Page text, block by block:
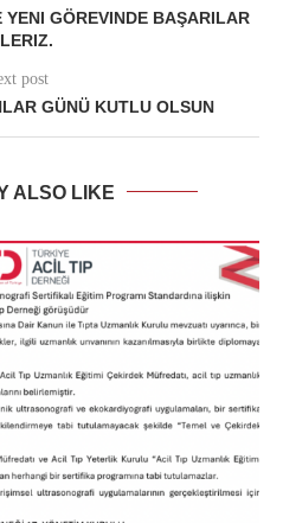
YENI GÖREVINDE BAŞARILAR
post
GÜNÜ KUTLU OLSUN
ALSO LIKE